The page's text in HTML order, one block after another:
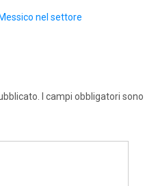
nel settore
I campi obbligatori sono